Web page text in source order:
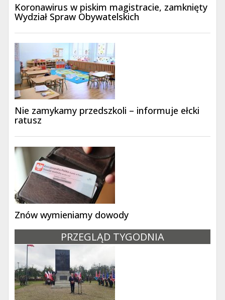
Koronawirus w piskim magistracie, zamknięty
Wydział Spraw Obywatelskich
Nie zamykamy przedszkoli – informuje ełcki
ratusz
Znów wymieniamy dowody
PRZEGLĄD TYGODNIA